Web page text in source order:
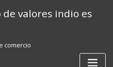
valores indio es
comercio